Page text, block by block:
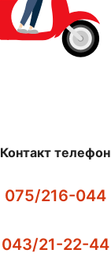
Контакт телефон
075/216-044
043/21-22-44